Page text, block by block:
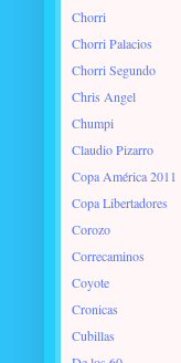
Chorri
Chorri Palacios
Chorri Segundo
Chris Angel
Chumpi
Claudio Pizarro
Copa América 2011
Copa Libertadores
Corozo
Correcaminos
Coyote
Cronicas
Cubillas